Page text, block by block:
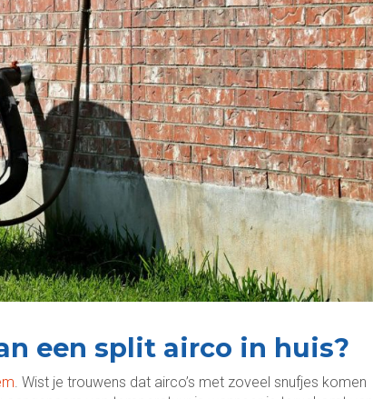
een split airco in huis?
. Wist je trouwens dat airco’s met zoveel snufjes komen